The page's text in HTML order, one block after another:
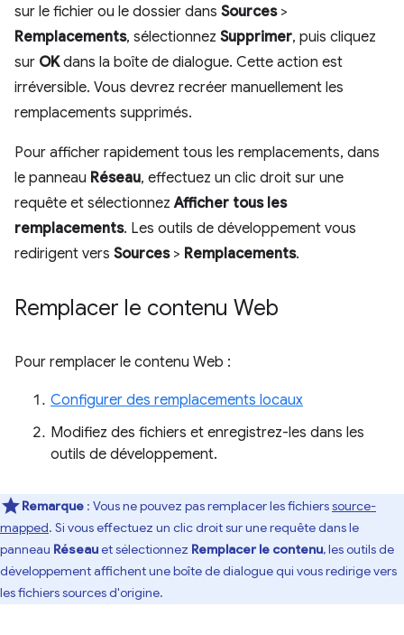
sur le fichier ou le dossier dans Sources>
Remplacements, sélectionnez Supprimer, puis cliquez
sur OKdans la boîte de dialogue. Cette action est
irréversible. Vous devrez recréer manuellement les
remplacements supprimés.
Pour afficher rapidement tous les remplacements, dans
le panneau Réseau, effectuez un clic droit sur une
requête et sélectionnezAfficher tous les
remplacements. Les outils de développement vous
redirigent vers Sources> Remplacements.
Remplacer le contenu Web
Pour remplacer le contenu Web :
Configurer des remplacements locaux
Modifiez des fichiers et enregistrez-les dans les
outils de développement.
Remarque : Vous ne pouvez pas remplacer les fichierssource-
mapped. Si vous effectuez un clic droit sur une requête dans le
panneau Réseauet sélectionnez Remplacer le contenu, les outils de
développement affichent une boîte de dialogue qui vous redirige vers
les fichiers sources d'origine.